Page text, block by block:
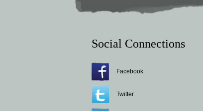
Social Connections
Facebook
Twitter